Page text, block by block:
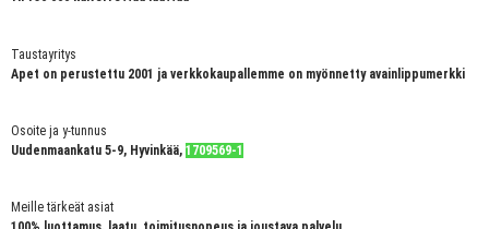
Taustayritys
Apet on perustettu 2001 ja verkkokaupallemme on myönnetty avainlippumerkki
Osoite ja y-tunnus
Uudenmaankatu 5-9, Hyvinkää, 1709569-1
Meille tärkeät asiat